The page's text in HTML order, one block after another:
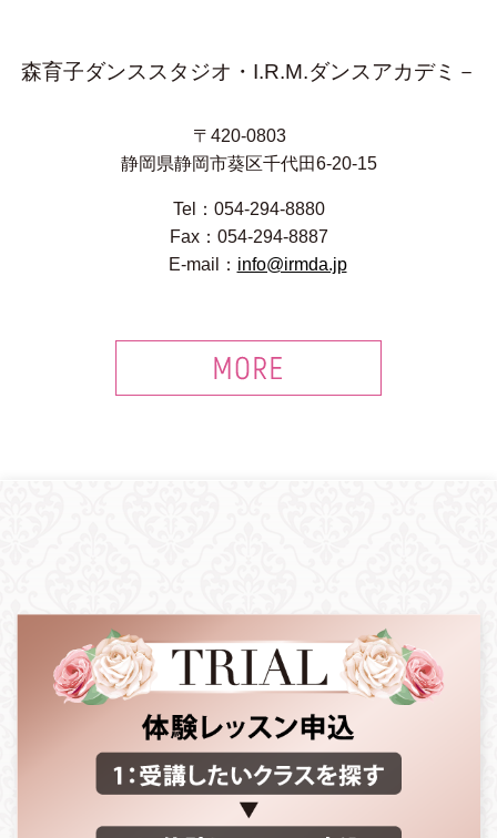
森育子ダンススタジオ・I.R.M.ダンスアカデミ－
〒420-0803
静岡県静岡市葵区千代田6-20-15
Tel：054-294-8880
Fax：054-294-8887
E-mail： info@irmda.jp